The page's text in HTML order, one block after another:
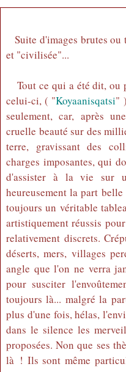
Suite d'images brutes
et "civilisée"...
Tout ce qui a été dit, ou
celui-ci, ( "Koyaanisqatsi"
seulement, car, après
cruelle beauté sur des
terre, gravissant des
charges imposantes, qui
d'assister à la vie sur
heureusement la part
toujours un véritable
artistiquement réussis
relativement discrets.
déserts, mers, villages
angle que l'on ne verra
pour susciter
toujours là... malgré la
plus d'une fois, hélas,
dans le silence les
proposées. Non que ses
là ! Ils sont même